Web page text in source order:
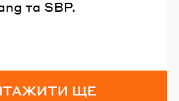
та SBP.
ЩЕ